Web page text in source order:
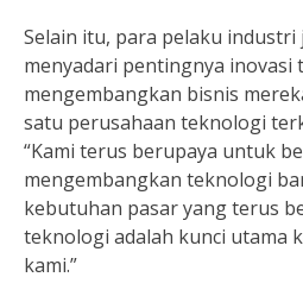
Selain itu, para pelaku industri
menyadari pentingnya inovasi
mengembangkan bisnis
satu perusahaan teknologi
“Kami terus berupaya untuk
mengembangkan teknologi
kebutuhan pasar yang terus
teknologi adalah kunci utama
kami.”